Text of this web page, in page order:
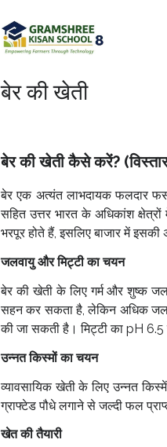
बेर की खेती
बेर की खेती कैसे करें?
बेर एक अत्यंत लाभदायक फलदार
सहित उत्तर भारत के अधिकांश
भरपूर होते हैं, इसलिए बाजार में इसकी
जलवायु और मिट्टी का चयन
बेर की खेती के लिए गर्म और शुष्क
सहन कर सकता है, लेकिन अधिक
की जा सकती है। मिट्टी का pH
उन्नत किस्मों का चयन
व्यावसायिक खेती के लिए उन्नत
ग्राफ्टेड पौधे लगाने से जल्दी फल
खेत की तैयारी